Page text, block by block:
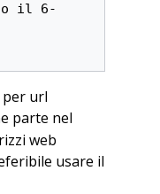
url
parte nel
web
usare il